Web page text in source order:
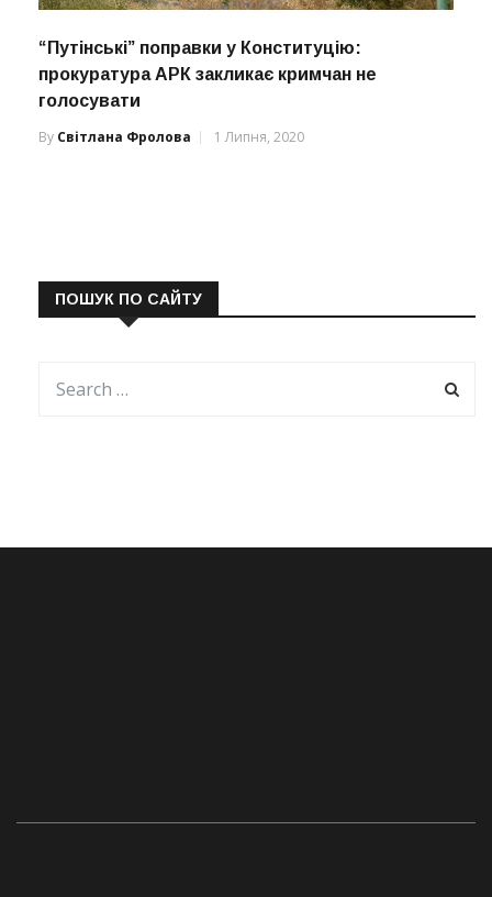
“Путінські” поправки у Конституцію:
прокуратура АРК закликає кримчан не
голосувати
By Світлана Фролова 1 Липня, 2020
ПОШУК ПО САЙТУ